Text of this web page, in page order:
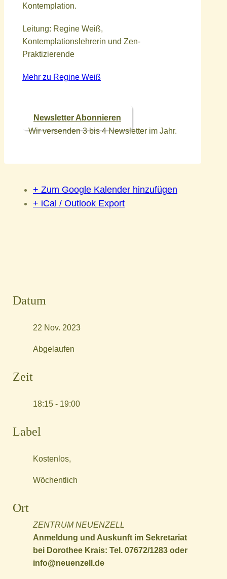
Kontemplation.
Leitung: Regine Weiß,
Kontemplationslehrerin und Zen-
Praktizierende
Mehr zu Regine Weiß
Newsletter Abonnieren
Wir versenden 3 bis 4 Newsletter im Jahr.
+ Zum Google Kalender hinzufügen
+ iCal / Outlook Export
Datum
22 Nov. 2023
Abgelaufen
Zeit
18:15 - 19:00
Label
Kostenlos,
Wöchentlich
Ort
ZENTRUM NEUENZELL
Anmeldung und Auskunft im Sekretariat
bei Dorothee Krais: Tel. 07672/1283 oder
info@neuenzell.de